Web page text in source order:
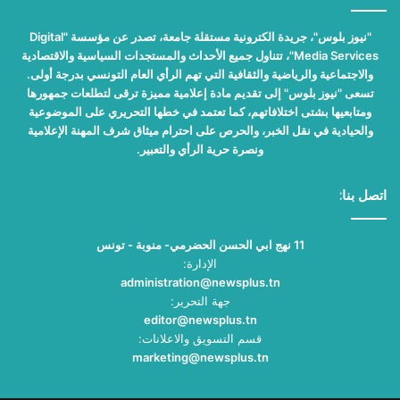
"نيوز بلوس"، جريدة الكترونية مستقلة جامعة، تصدر عن مؤسسة "Digital
Media Services"، تتناول جميع الأحداث والمستجدات السياسية والاقتصادية
والاجتماعية والرياضية والثقافية التي تهم الرأي العام التونسي بدرجة أولى.
تسعى "نيوز بلوس" إلى تقديم مادة إعلامية مميزة ترقى لتطلعات جمهورها
ومتابعيها بشتى اختلافاتهم، كما تعتمد في خطها التحريري على الموضوعية
والحيادية في نقل الخبر، والحرص على احترام ميثاق شرف المهنة الإعلامية
ونصرة حرية الرأي والتعبير.
اتصل بنا:
11 نهج ابي الحسن الحضرمي- منوبة - تونس
الإدارة:
administration@newsplus.tn
جهة التحرير:
editor@newsplus.tn
قسم التسويق والاعلانات:
marketing@newsplus.tn